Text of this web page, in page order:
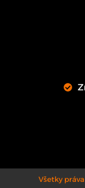
Všetky